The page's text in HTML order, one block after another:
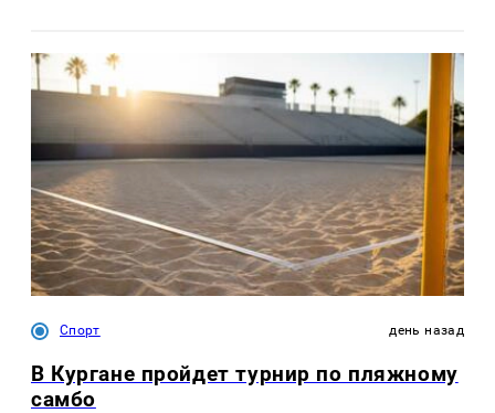
Спорт день назад
В Кургане пройдет турнир по пляжному
самбо